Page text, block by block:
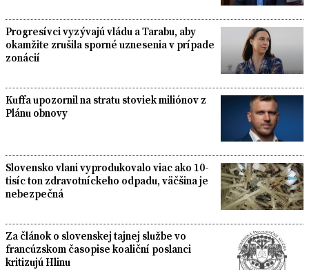
Progresívci vyzývajú vládu a Tarabu, aby
okamžite zrušila sporné uznesenia v prípade
zonácií
Kuffa upozornil na stratu stoviek miliónov z
Plánu obnovy
Slovensko vlani vyprodukovalo viac ako 10-
tisíc ton zdravotníckeho odpadu, väčšina je
nebezpečná
Za článok o slovenskej tajnej službe vo
francúzskom časopise koaliční poslanci
kritizujú Hlinu